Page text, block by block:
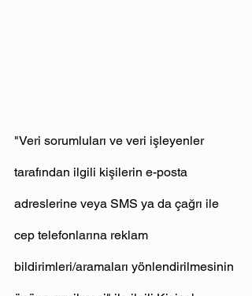
"Veri sorumluları ve veri işleyenler
tarafından ilgili kişilerin e-posta
adreslerine veya SMS ya da çağrı ile
cep telefonlarına reklam
bildirimleri/aramaları yönlendirilmesinin